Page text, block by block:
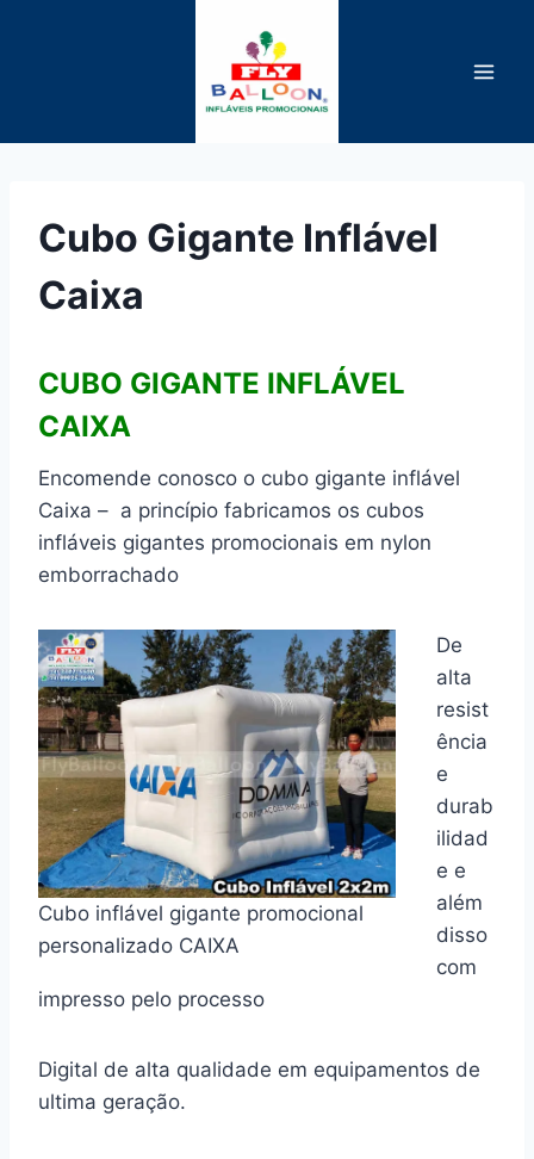
Cubo Gigante Inflável
Caixa
CUBO GIGANTE INFLÁVEL
CAIXA
Encomende conosco o cubo gigante inflável
Caixa – a princípio fabricamos os cubos
infláveis gigantes promocionais em nylon
emborrachado
Cubo inflável gigante promocional
personalizado CAIXA
De
alta
resist
ência
e
durab
ilidad
e e
além
disso
com
impresso pelo processo
Digital de alta qualidade em equipamentos de
ultima geração.